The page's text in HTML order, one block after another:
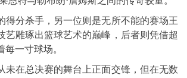
得分杀手，另一位则是无所不能的赛场王
艺雕琢出篮球艺术的巅峰，后者则凭借超
每一寸球场。
未在总决赛的舞台上正面交锋，但在无数